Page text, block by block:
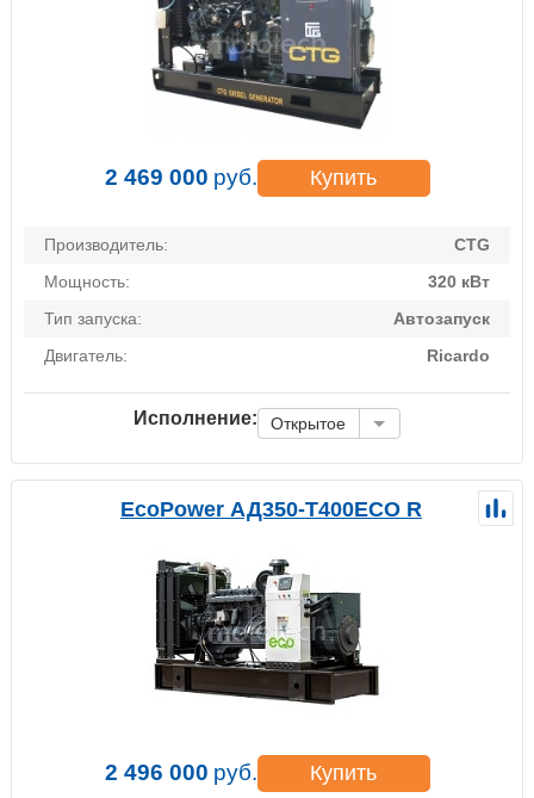
2 469 000 руб. Купить
Производитель:
CTG
Мощность:
320 кВт
Тип запуска:
Автозапуск
Двигатель:
Ricardo
Исполнение: Открытое
EcoPower АД350-T400ECO R
2 496 000 руб. Купить